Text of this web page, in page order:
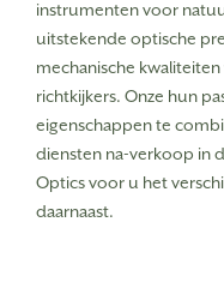
instrumenten voor
uitstekende optische
mechanische
richtkijkers. Onze hun
eigenschappen te
diensten na-verkoop in
Optics voor u het
daarnaast.